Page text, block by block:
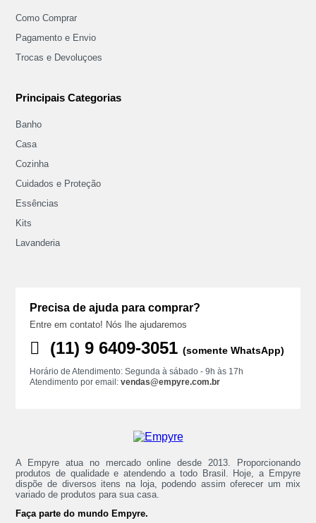
Como Comprar
Pagamento e Envio
Trocas e Devoluçoes
Principais Categorias
Banho
Casa
Cozinha
Cuidados e Proteção
Essências
Kits
Lavanderia
Precisa de ajuda para comprar?
Entre em contato! Nós lhe ajudaremos
(11) ‪9 6409‑3051(somente WhatsApp)
Horário de Atendimento: Segunda à sábado - 9h às 17h
Atendimento por email:vendas@empyre.com.br
A Empyre atua no mercado online desde 2013. Proporcionando
produtos de qualidade e atendendo a todo Brasil. Hoje, a Empyre
dispõe de diversos itens na loja, podendo assim oferecer um mix
variado de produtos para sua casa.
Faça parte do mundo Empyre.